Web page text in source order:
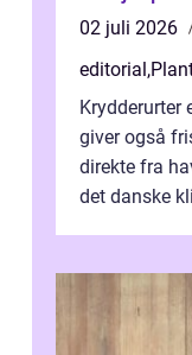
02 juli 2026
editorial ,
Krydderurter
giver også
direkte fra
det danske